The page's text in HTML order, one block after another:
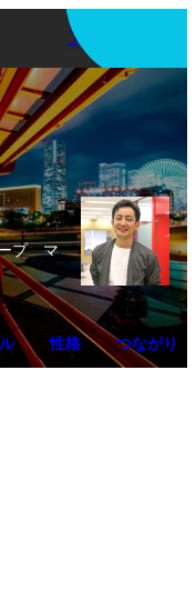
アプリを使う
ープ マ
性格 つながり